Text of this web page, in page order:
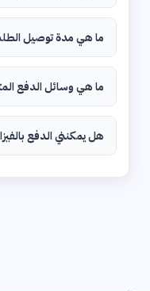
ما هي مدة توصيل الطلب؟
ما هي وسائل الدفع
هل يمكنني الدفع